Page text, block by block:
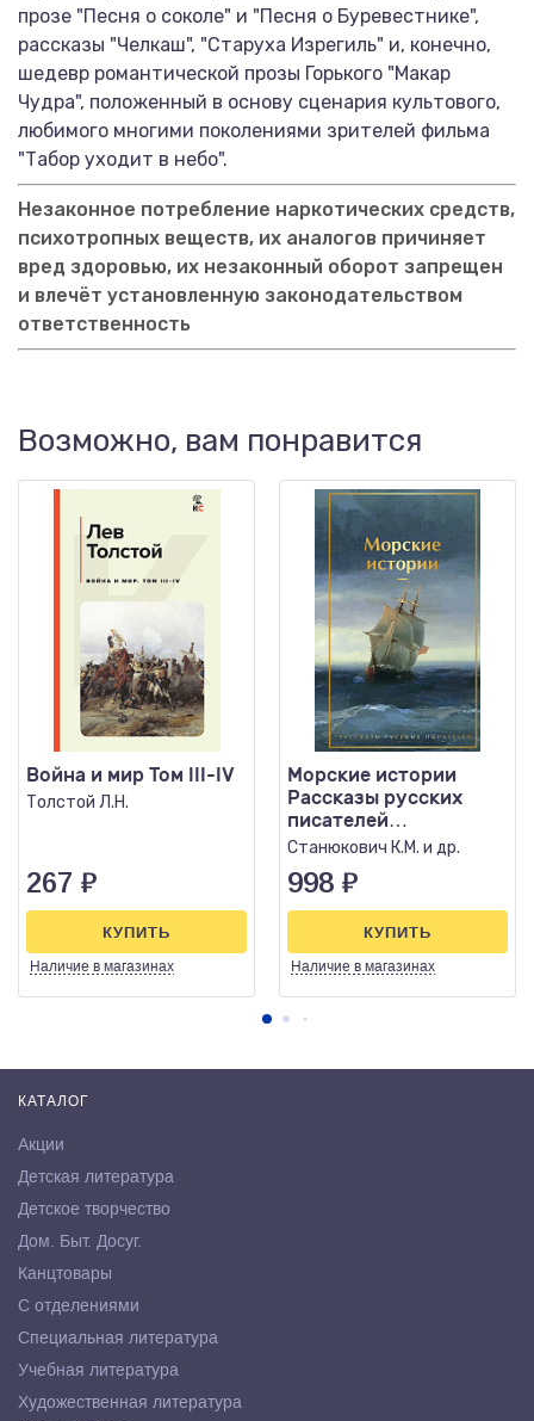
прозе "Песня о соколе" и "Песня о Буревестнике",
рассказы "Челкаш", "Старуха Изрегиль" и, конечно,
шедевр романтической прозы Горького "Макар
Чудра", положенный в основу сценария культового,
любимого многими поколениями зрителей фильма
"Табор уходит в небо".
Незаконное потребление наркотических средств,
психотропных веществ, их аналогов причиняет
вред здоровью, их незаконный оборот запрещен
и влечёт установленную законодательством
ответственность
Возможно, вам понравится
Война и мир Том III-IV
Толстой Л.Н.
267 ₽
Наличие в магазинах
КУПИТЬ
Морские истории
Рассказы русских
писателей
(лимитированный
Станюкович К.М. и др.
998 ₽
Наличие в магазинах
КУПИТЬ
КАТАЛОГ
Акции
Детская литература
Детское творчество
Дом. Быт. Досуг.
Канцтовары
С отделениями
Специальная литература
Учебная литература
Художественная литература